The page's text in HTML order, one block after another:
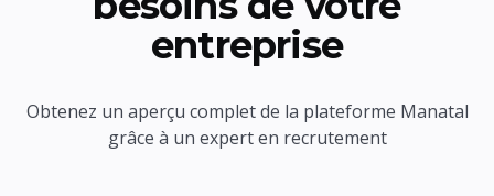
entreprise
Obtenez un aperçu complet de la plateforme Manatal
grâce à un expert en recrutement